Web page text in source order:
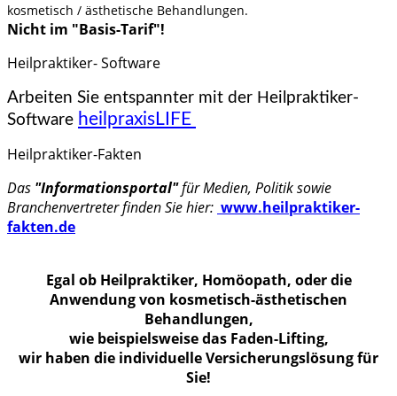
kosmetisch / ästhetische Behandlungen.
Nicht im "Basis-Tarif"!
Heilpraktiker- Software
Arbeiten Sie entspannter mit der Heilpraktiker-
Software heilpraxisLIFE
Heilpraktiker-Fakten
Das "Informationsportal"für Medien, Politik sowie
Branchenvertreter finden Sie hier: www.heilpraktiker-
fakten.de
Egal ob Heilpraktiker, Homöopath, oder die
Anwendung von kosmetisch-ästhetischen
Behandlungen,
wie beispielsweise das Faden-Lifting,
wir haben die individuelle Versicherungslösung für
Sie!